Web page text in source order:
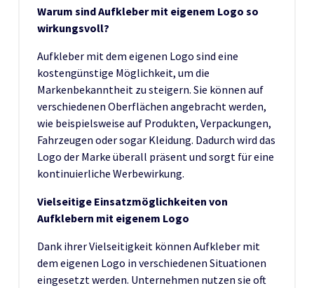
Warum sind Aufkleber mit eigenem Logo so
wirkungsvoll?
Aufkleber mit dem eigenen Logo sind eine
kostengünstige Möglichkeit, um die
Markenbekanntheit zu steigern. Sie können auf
verschiedenen Oberflächen angebracht werden,
wie beispielsweise auf Produkten, Verpackungen,
Fahrzeugen oder sogar Kleidung. Dadurch wird das
Logo der Marke überall präsent und sorgt für eine
kontinuierliche Werbewirkung.
Vielseitige Einsatzmöglichkeiten von
Aufklebern mit eigenem Logo
Dank ihrer Vielseitigkeit können Aufkleber mit
dem eigenen Logo in verschiedenen Situationen
eingesetzt werden. Unternehmen nutzen sie oft